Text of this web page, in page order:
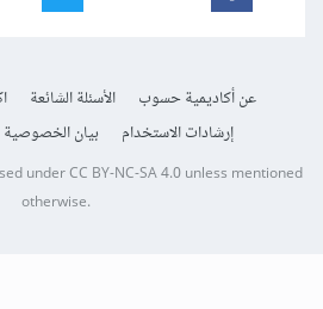
عن أكاديمية حسوب الأسئلة الشائعة
إرشادات الاستخدام
بيان الخصوصية
underCC BY-NC-SA 4.0unless mentioned
otherwise.